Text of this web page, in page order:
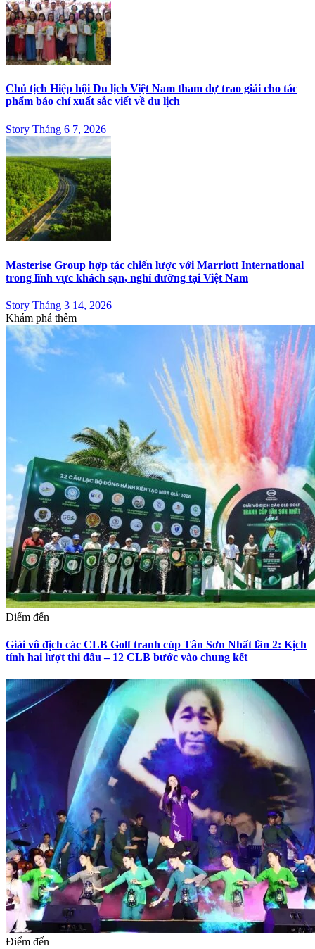
Chủ tịch Hiệp hội Du lịch Việt Nam tham dự trao giải cho tác
phẩm báo chí xuất sắc viết về du lịch
Story Tháng 6 7, 2026
Masterise Group hợp tác chiến lược với Marriott International
trong lĩnh vực khách sạn, nghỉ dưỡng tại Việt Nam
Story Tháng 3 14, 2026
Khám phá thêm
Điểm đến
Giải vô địch các CLB Golf tranh cúp Tân Sơn Nhất lần 2: Kịch
tính hai lượt thi đấu – 12 CLB bước vào chung kết
Điểm đến